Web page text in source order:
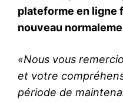
plateforme en ligne
nouveau
«Nous vous
et votre
période de